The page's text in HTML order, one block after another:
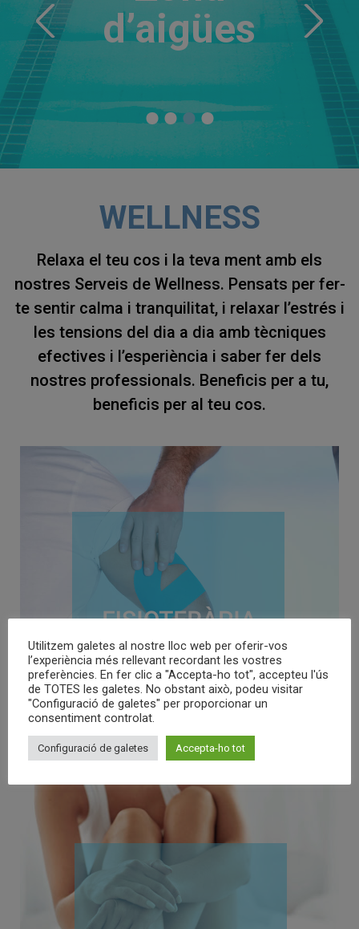
d’aigües
WELLNESS
Relaxa el teu cos i la teva ment amb els
nostres Serveis de Wellness. Pensats per fer-
te sentir calma i tranquilitat, i relaxar l’estrés i
les tensions del dia a dia amb tècniques
efectives i l’esperiència i saber fer dels
nostres professionals. Beneficis per a tu,
beneficis per al teu cos.
Utilitzem galetes al nostre lloc web per oferir-vos
l’experiència més rellevant recordant les vostres
preferències. En fer clic a "Accepta-ho tot", accepteu l'ús
de TOTES les galetes. No obstant això, podeu visitar
"Configuració de galetes" per proporcionar un
consentiment controlat.
Configuració de galetes Accepta-ho tot